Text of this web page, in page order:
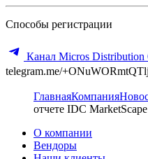
Способы регистрации
Канал Micros Distribution
telegram.me/
ГлавнаяКомпания
отчете IDC MarketScape
О компании
Вендоры